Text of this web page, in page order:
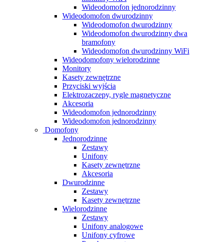
Wideodomofon jednorodzinny
Wideodomofon dwurodzinny
Wideodomofon dwurodzinny
Wideodomofon dwurodzinny dwa
bramofony
Wideodomofon dwurodzinny WiFi
Wideodomofony wielorodzinne
Monitory
Kasety zewnętrzne
Przyciski wyjścia
Elektrozaczepy, rygle magnetyczne
Akcesoria
Wideodomofon jednorodzinny
Wideodomofon jednorodzinny
Domofony
Jednorodzinne
Zestawy
Unifony
Kasety zewnętrzne
Akcesoria
Dwurodzinne
Zestawy
Kasety zewnętrzne
Wielorodzinne
Zestawy
Unifony analogowe
Unifony cyfrowe